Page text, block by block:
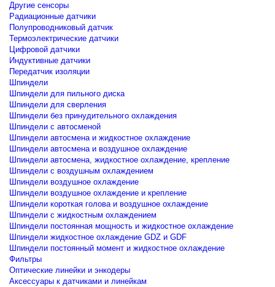
Другие сенсоры
Радиационные датчики
Полупроводниковый датчик
Термоэлектрические датчики
Цифровой датчики
Индуктивные датчики
Передатчик изоляции
Шпиндели
Шпиндели для пильного диска
Шпиндели для сверления
Шпиндели без принудительного охлаждения
Шпиндели с автосменой
Шпиндели автосмена и жидкостное охлаждение
Шпиндели автосмена и воздушное охлаждение
Шпиндели автосмена, жидкостное охлаждение, крепление
Шпиндели с воздушным охлаждением
Шпиндели воздушное охлаждение
Шпиндели воздушное охлаждение и крепление
Шпиндели короткая голова и воздушное охлаждение
Шпиндели с жидкостным охлаждением
Шпиндели постоянная мощность и жидкостное охлаждение
Шпиндели жидкостное охлаждение GDZ и GDF
Шпиндели постоянный момент и жидкостное охлаждение
Фильтры
Оптические линейки и энкодеры
Аксессуары к датчиками и линейкам